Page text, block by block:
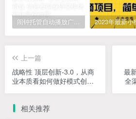
闹钟托管自动播放广告，单机5-10，无需人工操作
上一篇
战略性 顶层创新-3.0，从商
业本质看如何做好模式创新
最
全
相关推荐